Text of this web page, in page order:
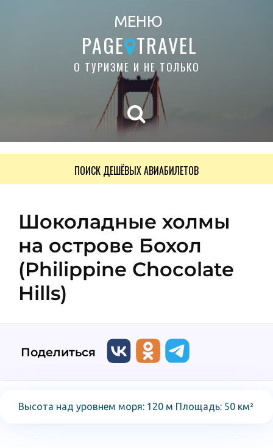
МЕНЮ
PAGE TRAVEL
О ТУРИЗМЕ И НЕ ТОЛЬКО
ПОИСК ДЕШЁВЫХ АВИАБИЛЕТОВ
Шоколадные холмы
на острове Бохол
(Philippine Chocolate
Hills)
Поделиться
Высота над уровнем моря: 120 м Площадь: 50 км²